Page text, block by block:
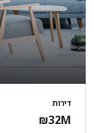
דירות
₪32M